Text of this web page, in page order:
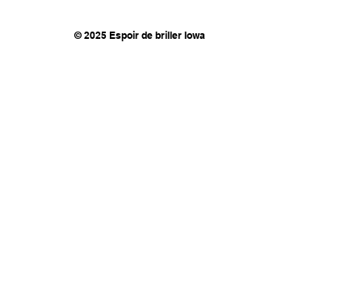
© 2025 Espoir de briller Iowa